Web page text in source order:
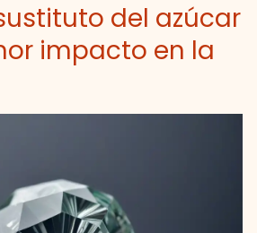
del azúcar
impacto en la